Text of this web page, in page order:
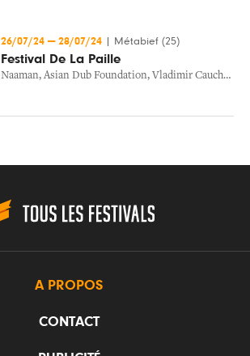
26/07/24 — 28/07/24 Métabief (25)
Festival De La Paille
Naaman, Asian Dub Foundation, Vladimir Cauchemar
A PROPOS
CONTACT